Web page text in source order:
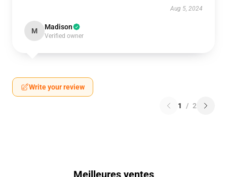
Aug 5, 2024
M Madison
Verified owner
Write your review
1 / 2
Meilleures ventes